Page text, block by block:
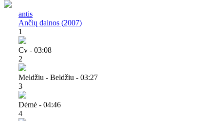
antis
Ančių dainos (2007)
1
Cv - 03:08
2
Meldžiu - Beldžiu - 03:27
3
Dėmė - 04:46
4